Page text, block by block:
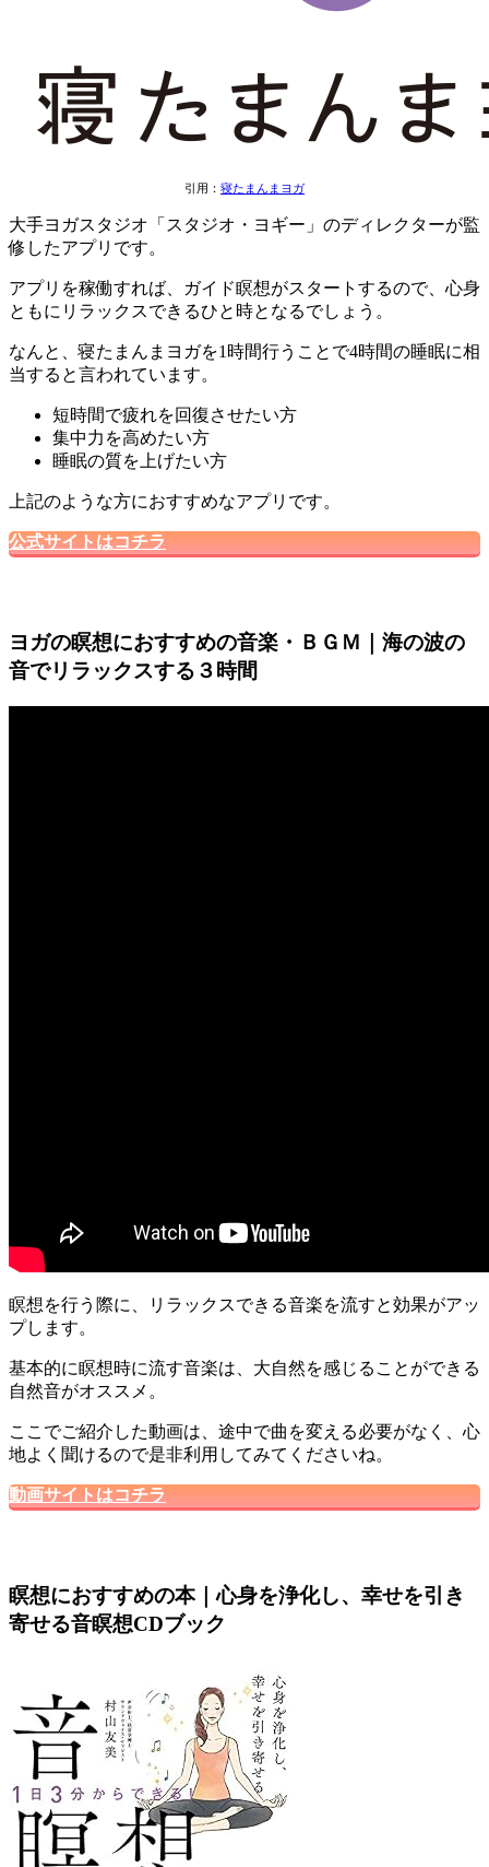
引用： 寝たまんまヨガ
大手ヨガスタジオ「スタジオ・ヨギー」のディレクターが監
修したアプリです。
アプリを稼働すれば、ガイド瞑想がスタートするので、心身
ともにリラックスできるひと時となるでしょう。
なんと、寝たまんまヨガを1時間行うことで4時間の睡眠に相
当すると言われています。
短時間で疲れを回復させたい方
集中力を高めたい方
睡眠の質を上げたい方
上記のような方におすすめなアプリです。
公式サイトはコチラ
ヨガの瞑想におすすめの音楽・ＢＧＭ｜海の波の
音でリラックスする３時間
瞑想を行う際に、リラックスできる音楽を流すと効果がアッ
プします。
基本的に瞑想時に流す音楽は、大自然を感じることができる
自然音がオススメ 。
ここでご紹介した動画は、途中で曲を変える必要がなく、心
地よく聞けるので是非利用してみてくださいね。
動画サイトはコチラ
瞑想におすすめの本｜心身を浄化し、幸せを引き
寄せる音瞑想CDブック